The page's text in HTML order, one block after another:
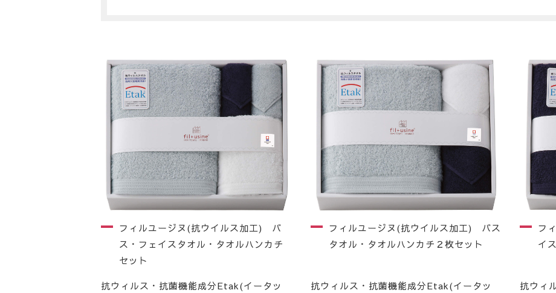
フィルユージヌ(抗ウイルス加工) バ
ス・フェイスタオル・タオルハンカチ
セット
抗ウィルス・抗菌機能成分Etak(イータッ
フィルユージヌ(抗ウイルス加工) バス
タオル・タオルハンカチ２枚セット
抗ウィルス・抗菌機能成分Etak(イータッ
フ
イ
抗ウィ